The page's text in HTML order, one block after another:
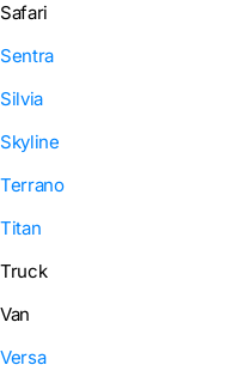
Safari
Sentra
Silvia
Skyline
Terrano
Titan
Truck
Van
Versa